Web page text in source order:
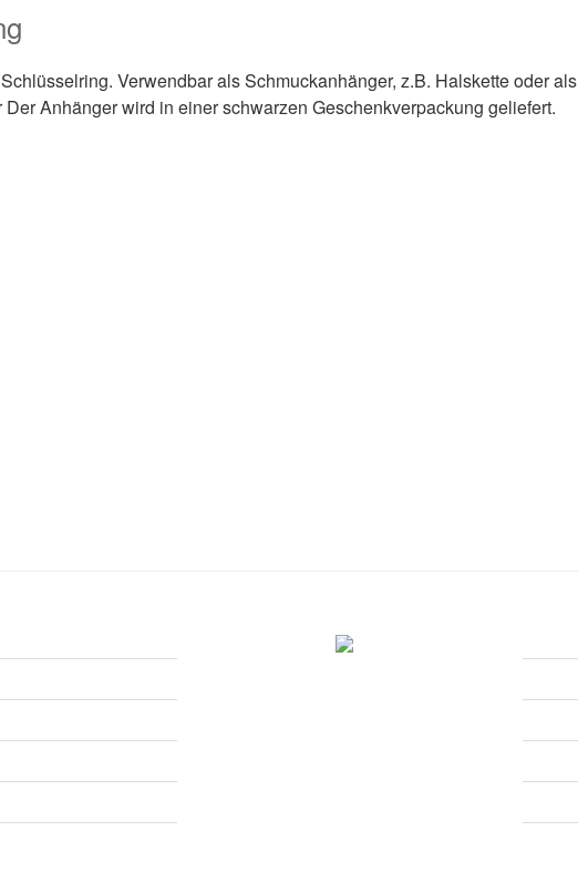
Verwendbar als Schmuckanhänger, z.B. Halskette oder als
Anhänger wird in einer schwarzen Geschenkverpackung geliefert.